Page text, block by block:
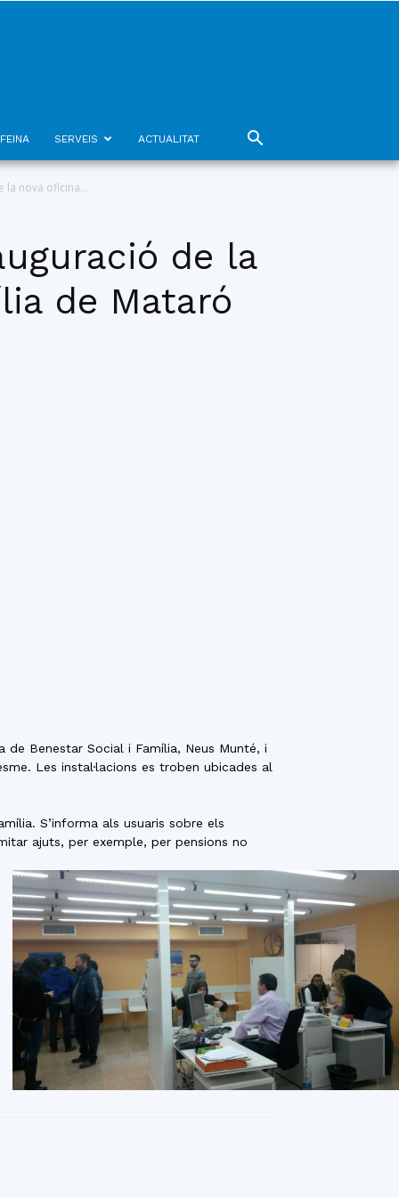
SERVEIS ACTUALITAT
la nova oficina...
de la
de Mataró
de Benestar Social i Família, Neus Munté, i
Les instal·lacions es troben ubicades al
S’informa als usuaris sobre els
ajuts, per exemple, per pensions no